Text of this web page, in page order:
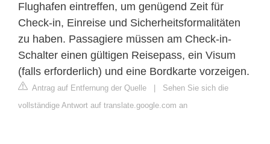
Flughafen eintreffen, um genügend Zeit für
Check-in, Einreise und Sicherheitsformalitäten
zu haben. Passagiere müssen am Check-in-
Schalter einen gültigen Reisepass, ein Visum
(falls erforderlich) und eine Bordkarte vorzeigen.
Antrag auf Entfernung der Quelle
Sehen Sie sich die
vollständige Antwort auf translate.google.com an